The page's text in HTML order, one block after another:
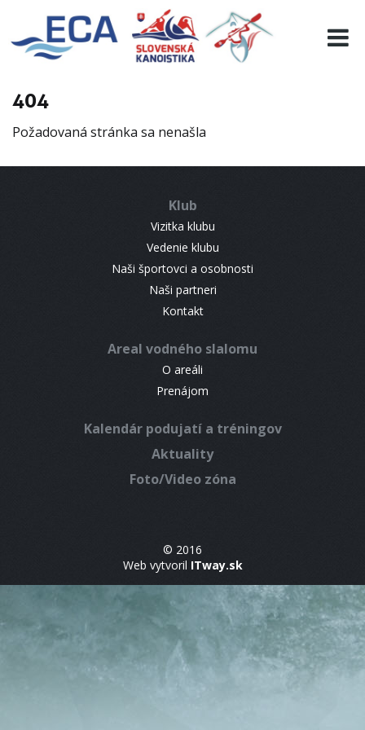
404
Požadovaná stránka sa nenašla
Klub
Vizitka klubu
Vedenie klubu
Naši športovci a osobnosti
Naši partneri
Kontakt
Areal vodného slalomu
O areáli
Prenájom
Kalendár podujatí a tréningov
Aktuality
Foto/Video zóna
© 2016
Web vytvoril ITway.sk
EURO 19
INFO
RESULTS
CONTACT